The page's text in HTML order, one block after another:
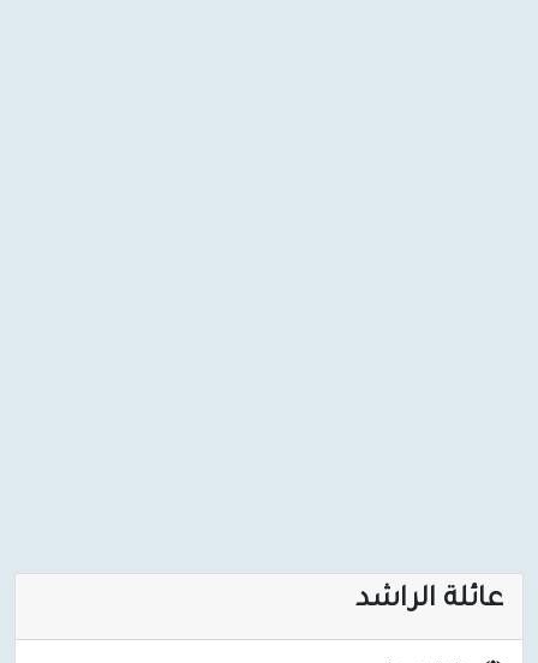
عائلة الراشد